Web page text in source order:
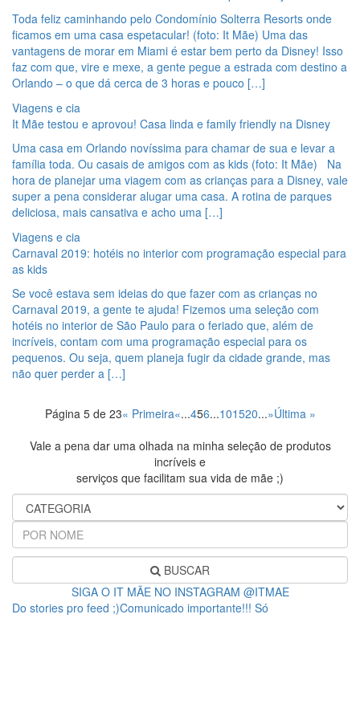
Toda feliz caminhando pelo Condomínio Solterra Resorts onde
ficamos em uma casa espetacular! (foto: It Mãe) Uma das
vantagens de morar em Miami é estar bem perto da Disney! Isso
faz com que, vire e mexe, a gente pegue a estrada com destino a
Orlando – o que dá cerca de 3 horas e pouco […]
Viagens e cia
It Mãe testou e aprovou! Casa linda e family friendly na Disney
Uma casa em Orlando novíssima para chamar de sua e levar a
família toda. Ou casais de amigos com as kids (foto: It Mãe) Na
hora de planejar uma viagem com as crianças para a Disney, vale
super a pena considerar alugar uma casa. A rotina de parques
deliciosa, mais cansativa e acho uma […]
Viagens e cia
Carnaval 2019: hotéis no interior com programação especial para
as kids
Se você estava sem ideias do que fazer com as crianças no
Carnaval 2019, a gente te ajuda! Fizemos uma seleção com
hotéis no interior de São Paulo para o feriado que, além de
incríveis, contam com uma programação especial para os
pequenos. Ou seja, quem planeja fugir da cidade grande, mas
não quer perder a […]
Página 5 de 23« Primeira«...456...101520...»Última »
Vale a pena dar uma olhada na minha seleção de produtos
incríveis e
serviços que facilitam sua vida de mãe ;)
BUSCAR
SIGA O IT MÃE NO INSTAGRAM @ITMAE
Do stories pro feed ;)Comunicado importante!!! Só